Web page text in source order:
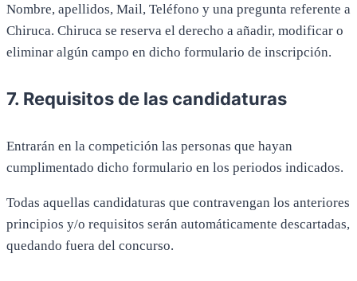
Nombre, apellidos, Mail, Teléfono y una pregunta referente a
Chiruca. Chiruca se reserva el derecho a añadir, modificar o
eliminar algún campo en dicho formulario de inscripción.
7. Requisitos de las candidaturas
Entrarán en la competición las personas que hayan
cumplimentado dicho formulario en los periodos indicados.
Todas aquellas candidaturas que contravengan los anteriores
principios y/o requisitos serán automáticamente descartadas,
quedando fuera del concurso.